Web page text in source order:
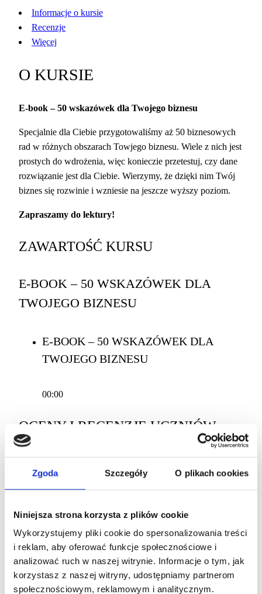
Zgoda Szczegóły O plikach cookies
Niniejsza strona korzysta z plików cookie
Wykorzystujemy pliki cookie do spersonalizowania treści
i reklam, aby oferować funkcje społecznościowe i
analizować ruch w naszej witrynie. Informacje o tym, jak
korzystasz z naszej witryny, udostępniamy partnerom
społecznościowym, reklamowym i analitycznym.
Informacje o kursie
Recenzje
Więcej
O KURSIE
E-book – 50 wskazówek dla Twojego biznesu
Specjalnie dla Ciebie przygotowaliśmy aż 50 biznesowych
rad w różnych obszarach Towjego biznesu. Wiele z nich jest
prostych do wdrożenia, więc konieczie przetestuj, czy dane
rozwiązanie jest dla Ciebie. Wierzymy, że dzięki nim Twój
biznes się rozwinie i wzniesie na jeszcze wyższy poziom.
Zapraszamy do lektury!
ZAWARTOŚĆ KURSU
E-BOOK – 50 WSKAZÓWEK DLA
TWOJEGO BIZNESU
E-BOOK – 50 WSKAZÓWEK DLA
TWOJEGO BIZNESU
00:00
OCENY I RECENZJE UCZNIÓW
Brak recenzji
Dodaj do koszyka
Średnio zaawansowane
20 maja 2024 Ostatnio zaktualizowano
Enrollment validity: Lifetime